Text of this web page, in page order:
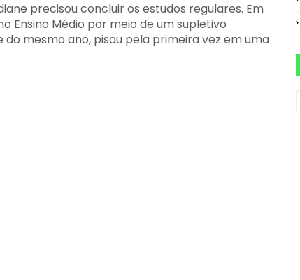
precisou concluir os estudos regulares. Em
Ensino Médio por meio de um supletivo
mesmo ano, pisou pela primeira vez em uma